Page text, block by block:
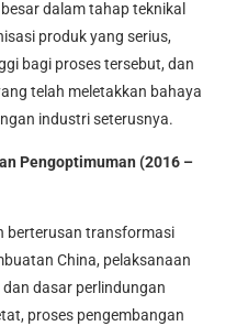
dalam tahap teknikal
produk yang serius,
bagi proses tersebut, dan
telah meletakkan bahaya
industri seterusnya.
Pengoptimuman (2016 –
berterusan transformasi
China, pelaksanaan
dasar perlindungan
proses pengembangan